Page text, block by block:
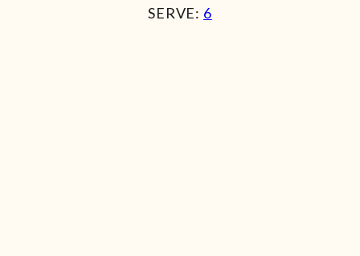
SERVE: 6